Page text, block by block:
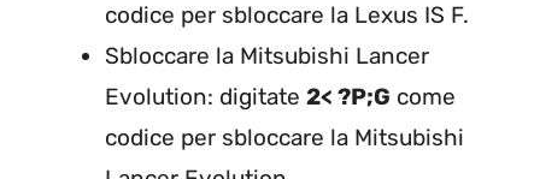
codice per sbloccare la Lexus IS F.
Sbloccare la Mitsubishi Lancer
Evolution: digitate 2< ?P;G come
codice per sbloccare la Mitsubishi